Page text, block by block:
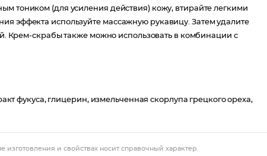
тоником (для усиления действия) кожу, втирайте легкими
эффекта используйте массажную рукавицу. Затем удалите
Крем-скрабы также можно использовать в комбинации с
фукуса, глицерин, измельченная скорлупа грецкого ореха,
и свойствах носит справочный характер.